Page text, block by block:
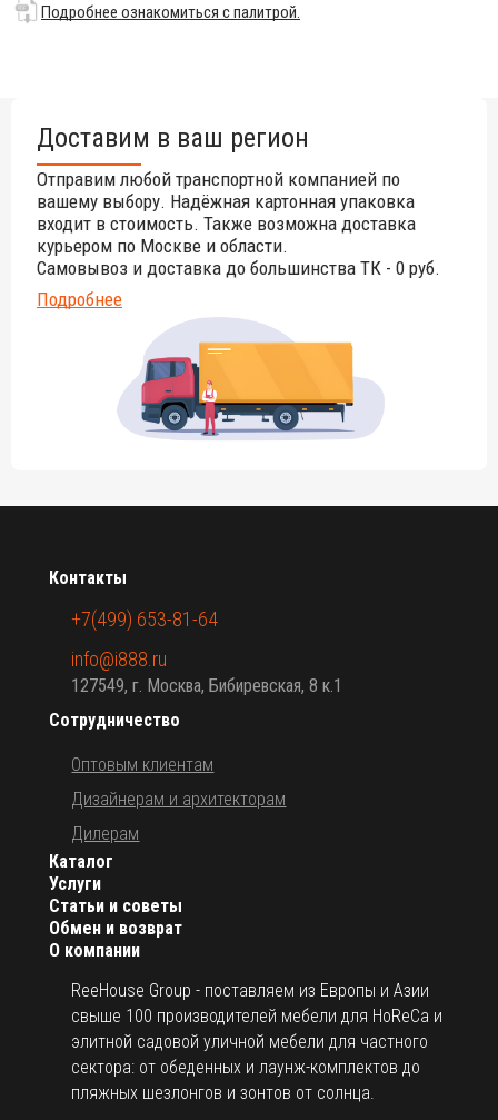
Доступные размеры стола: Ø1000х740 мм, Ø1200х740
Для уточнения всех возможных вариантов материала и
цвета данного изделия обращайтесь к нашим
менеджерам.
Подробнее ознакомиться с палитрой.
Доставим в ваш регион
Отправим любой транспортной компанией по
вашему выбору. Надёжная картонная упаковка
входит в стоимость. Также возможна доставка
курьером по Москве и области.
Самовывоз и доставка до большинства ТК - 0 руб.
Подробнее
О компании
ReeHouse Group - поставляем из Европы и Азии
свыше 100 производителей мебели для HoReCa и
элитной садовой уличной мебели для частного
сектора: от обеденных и лаунж-комплектов до
пляжных шезлонгов и зонтов от солнца.
Каталог
Услуги
Статьи и советы
Обмен и возврат
Сотрудничество
Оптовым клиентам
Дизайнерам и архитекторам
Дилерам
Контакты
+7(499) 653-81-64
info@i888.ru
127549, г. Москва, Бибиревская, 8 к.1